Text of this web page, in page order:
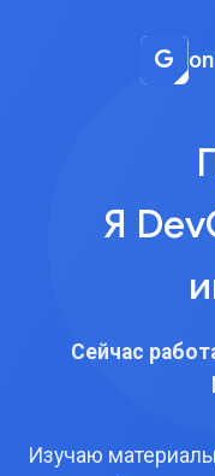
Я
Сейчас
Изучаю